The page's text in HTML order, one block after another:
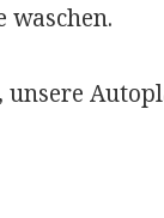
waschen.